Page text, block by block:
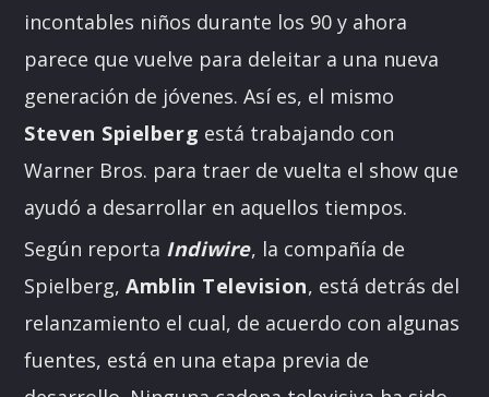
incontables niños durante los 90 y ahora
parece que vuelve para deleitar a una nueva
generación de jóvenes. Así es, el mismo
Steven Spielberg está trabajando con
Warner Bros. para traer de vuelta el show que
ayudó a desarrollar en aquellos tiempos.
Según reporta Indiwire, la compañía de
Spielberg,Amblin Television, está detrás del
relanzamiento el cual, de acuerdo con algunas
fuentes, está en una etapa previa de